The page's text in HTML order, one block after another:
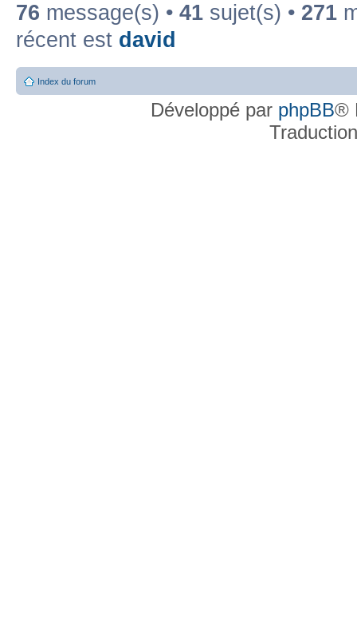
76 message(s) • 41 sujet(s) • 271
récent est david
Index du forum
Développé par phpBB®